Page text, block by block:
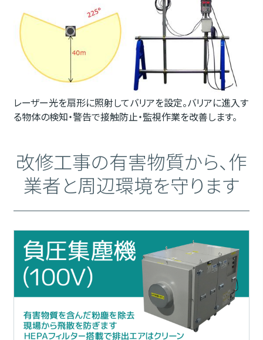
レーザー光を扇形に照射してバリアを設定。バリアに進入す
る物体の検知・警告で接触防止・監視作業を改善します。
改修工事の有害物質から、作
業者と周辺環境を守ります